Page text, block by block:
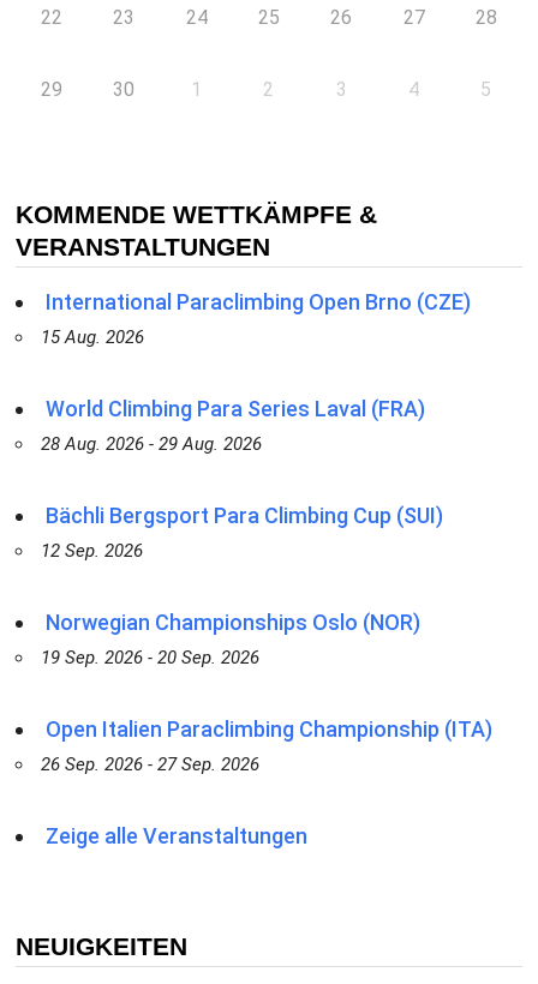
22 23 24 25 26 27 28
29 30 1 2 3 4 5
KOMMENDE WETTKÄMPFE &
VERANSTALTUNGEN
International Paraclimbing Open Brno (CZE)
15 Aug. 2026
World Climbing Para Series Laval (FRA)
28 Aug. 2026 - 29 Aug. 2026
Bächli Bergsport Para Climbing Cup (SUI)
12 Sep. 2026
Norwegian Championships Oslo (NOR)
19 Sep. 2026 - 20 Sep. 2026
Open Italien Paraclimbing Championship (ITA)
26 Sep. 2026 - 27 Sep. 2026
Zeige alle Veranstaltungen
NEUIGKEITEN